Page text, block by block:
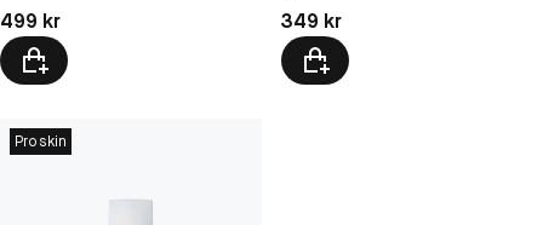
Pris: 499 kr
499 kr Pris: 349 kr
349 kr
Proskin